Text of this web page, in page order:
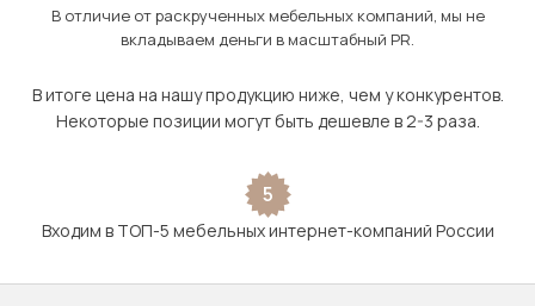
В отличие от раскрученных мебельных компаний, мы не
вкладываем деньги в масштабный PR.
В итоге цена на нашу продукцию ниже, чем у конкурентов.
Некоторые позиции могут быть дешевле в 2-3 раза.
5
Входим в ТОП-5 мебельных интернет-компаний России